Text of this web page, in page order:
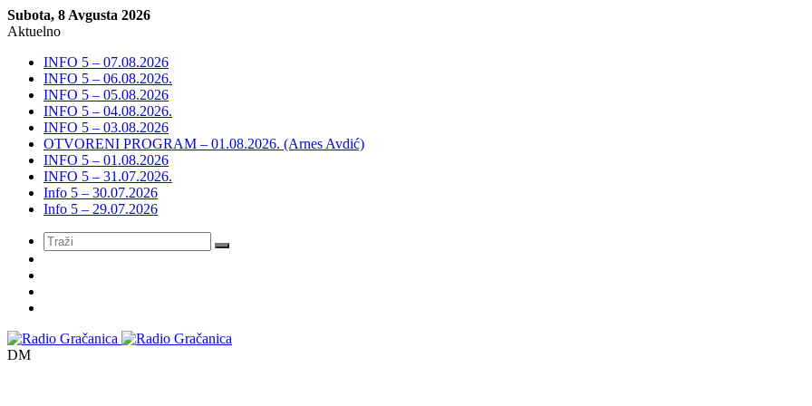
Subota, 8 Avgusta 2026
Aktuelno
INFO 5 – 07.08.2026
INFO 5 – 06.08.2026.
INFO 5 – 05.08.2026
INFO 5 – 04.08.2026.
INFO 5 – 03.08.2026
OTVORENI PROGRAM – 01.08.2026. (Arnes Avdić)
INFO 5 – 01.08.2026
INFO 5 – 31.07.2026.
Info 5 – 30.07.2026
Info 5 – 29.07.2026
Meni
DM